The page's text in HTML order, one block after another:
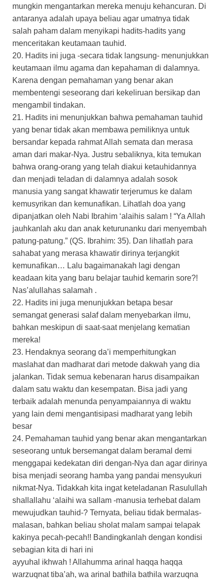
mungkin mengantarkan mereka menuju kehancuran. Di
antaranya adalah upaya beliau agar umatnya tidak
salah paham dalam menyikapi hadits-hadits yang
menceritakan keutamaan tauhid.
20. Hadits ini juga -secara tidak langsung- menunjukkan
keutamaan ilmu agama dan kepahaman di dalamnya.
Karena dengan pemahaman yang benar akan
membentengi seseorang dari kekeliruan bersikap dan
mengambil tindakan.
21. Hadits ini menunjukkan bahwa pemahaman tauhid
yang benar tidak akan membawa pemiliknya untuk
bersandar kepada rahmat Allah semata dan merasa
aman dari makar-Nya. Justru sebaliknya, kita temukan
bahwa orang-orang yang telah diakui ketauhidannya
dan menjadi teladan di dalamnya adalah sosok
manusia yang sangat khawatir terjerumus ke dalam
kemusyrikan dan kemunafikan. Lihatlah doa yang
dipanjatkan oleh Nabi Ibrahim ‘alaihis salam ! “Ya Allah
jauhkanlah aku dan anak keturunanku dari menyembah
patung-patung.” (QS. Ibrahim: 35). Dan lihatlah para
sahabat yang merasa khawatir dirinya terjangkit
kemunafikan… Lalu bagaimanakah lagi dengan
keadaan kita yang baru belajar tauhid kemarin sore?!
Nas’alullahas salamah .
22. Hadits ini juga menunjukkan betapa besar
semangat generasi salaf dalam menyebarkan ilmu,
bahkan meskipun di saat-saat menjelang kematian
mereka!
23. Hendaknya seorang da’i memperhitungkan
maslahat dan madharat dari metode dakwah yang dia
jalankan. Tidak semua kebenaran harus disampaikan
dalam satu waktu dan kesempatan. Bisa jadi yang
terbaik adalah menunda penyampaiannya di waktu
yang lain demi mengantisipasi madharat yang lebih
besar
24. Pemahaman tauhid yang benar akan mengantarkan
seseorang untuk bersemangat dalam beramal demi
menggapai kedekatan diri dengan-Nya dan agar dirinya
bisa menjadi seorang hamba yang pandai mensyukuri
nikmat-Nya. Tidakkah kita ingat keteladanan Rasulullah
shallallahu ‘alaihi wa sallam -manusia terhebat dalam
mewujudkan tauhid-? Ternyata, beliau tidak bermalas-
malasan, bahkan beliau sholat malam sampai telapak
kakinya pecah-pecah!! Bandingkanlah dengan kondisi
sebagian kita di hari ini
ayyuhal ikhwah ! Allahumma arinal haqqa haqqa
warzuqnat tiba’ah, wa arinal bathila bathila warzuqna